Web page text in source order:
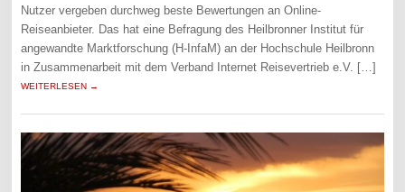
Nutzer vergeben durchweg beste Bewertungen an Online-
Reiseanbieter. Das hat eine Befragung des Heilbronner Institut für
angewandte Marktforschung (H-InfaM) an der Hochschule Heilbronn
in Zusammenarbeit mit dem Verband Internet Reisevertrieb e.V. […]
WEITERLESEN →